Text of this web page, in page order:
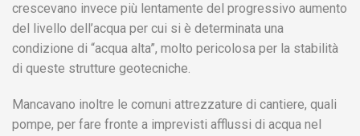
crescevano invece più lentamente del progressivo aumento
del livello dell’acqua per cui si è determinata una
condizione di “acqua alta”, molto pericolosa per la stabilità
di queste strutture geotecniche.
Mancavano inoltre le comuni attrezzature di cantiere, quali
pompe, per fare fronte a imprevisti afflussi di acqua nel